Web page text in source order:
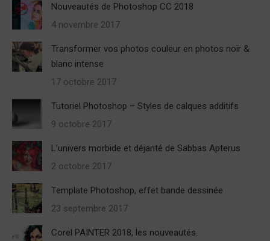
Nouveautés de Photoshop CC 2018
4 novembre 2017
Transformer vos photos couleur en photos noir &
blanc intense
17 octobre 2017
Tutoriel Photoshop – Styles de calques additifs
9 octobre 2017
L’univers morbide et déjanté de Sabbas Apterus
2 octobre 2017
Template Photoshop, effet bande dessinée
23 septembre 2017
Corel PAINTER 2018, les nouveautés.